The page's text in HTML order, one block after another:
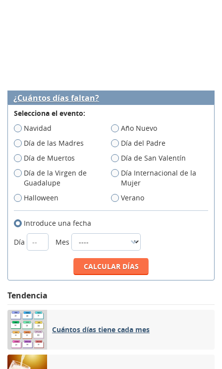
¿Cuántos días faltan?
Selecciona el evento:
Navidad
Año Nuevo
Día de las Madres
Día del Padre
Día de Muertos
Día de San Valentín
Día de la Virgen de
Guadalupe
Día Internacional de la
Mujer
Halloween
Verano
Introduce una fecha
Día
Mes
Tendencia
Cuántos días tiene cada mes